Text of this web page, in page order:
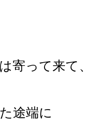
寄って来て
途端に